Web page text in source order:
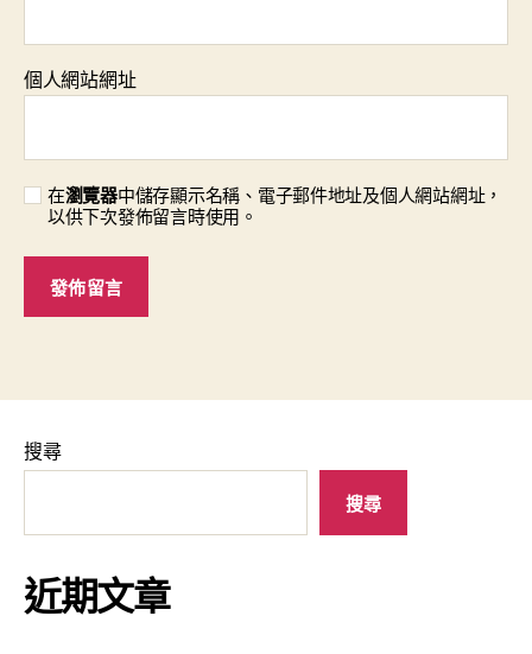
個人網站網址
在瀏覽器中儲存顯示名稱、電子郵件地址及個人網站網址，
以供下次發佈留言時使用。
搜尋
搜尋
近期文章